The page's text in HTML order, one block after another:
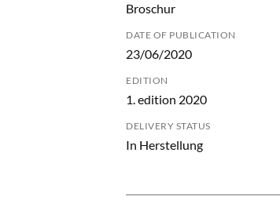
Broschur
DATE OF PUBLICATION
23/06/2020
EDITION
1. edition 2020
DELIVERY STATUS
In Herstellung